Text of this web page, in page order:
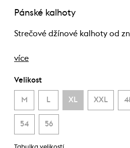
Pánské kalhoty
Strečové džínové kalhoty od
více
Velikost
M L XL XXL
54 56